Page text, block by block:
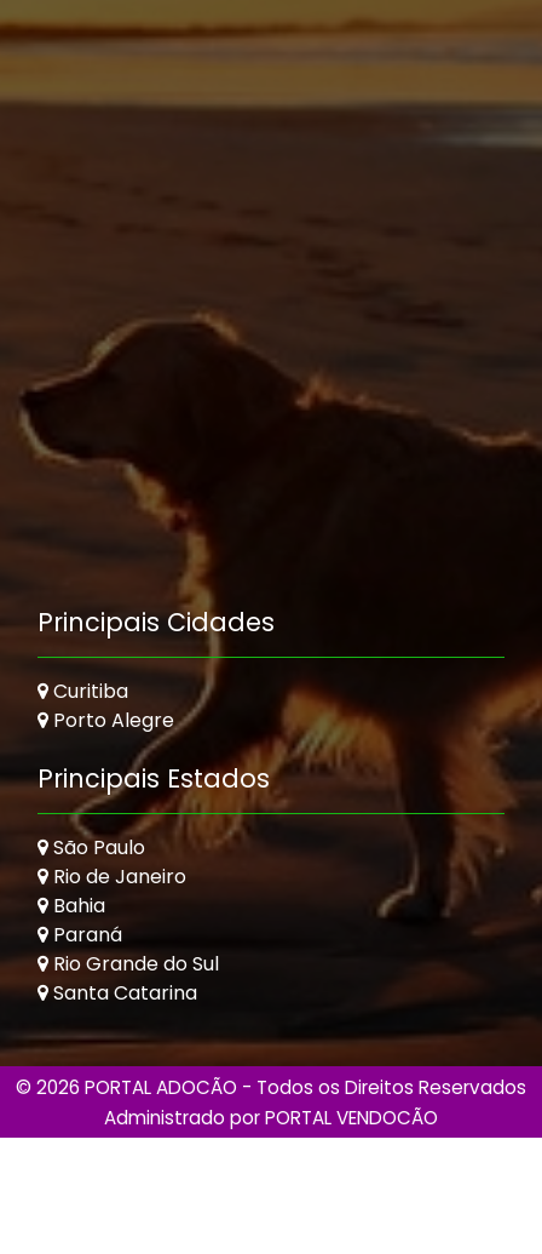
Principais Cidades
Curitiba
Porto Alegre
Principais Estados
São Paulo
Rio de Janeiro
Bahia
Paraná
Rio Grande do Sul
Santa Catarina
© 2026 PORTAL ADOCÃO - Todos os Direitos Reservados
Administrado porPORTAL VENDOCÃO